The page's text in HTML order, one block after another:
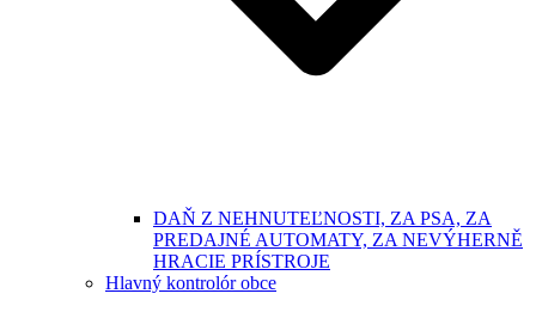
DAŇ Z NEHNUTEĽNOSTI, ZA PSA, ZA
PREDAJNÉ AUTOMATY, ZA NEVÝHERNĚ
HRACIE PRÍSTROJE
Hlavný kontrolór obce